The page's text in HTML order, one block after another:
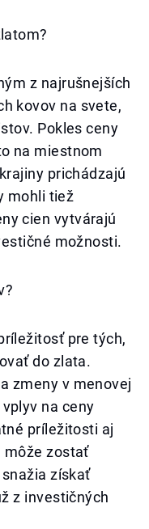
z najrušnejších
kovov na svete,
Pokles ceny
na miestnom
prichádzajú
mohli tiež
cien vytvárajú
možnosti.
pre tých,
do zlata.
zmeny v menovej
na ceny
príležitosti aj
môže zostať
získať
z investičných